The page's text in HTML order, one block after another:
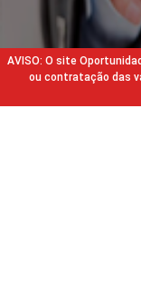
AVISO: O site
ou contratação das